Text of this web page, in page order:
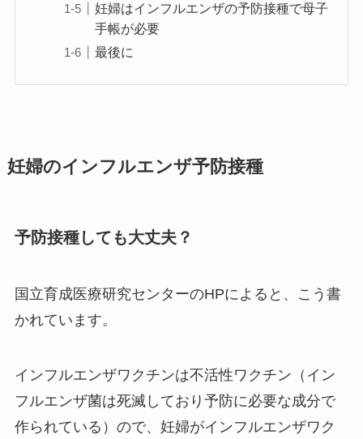
妊婦はインフルエンザの予防接種で母子
手帳が必要
最後に
妊婦のインフルエンザ予防接種
予防接種しても大丈夫？
国立育成医療研究センターのHPによると、こう書
かれています。
インフルエンザワクチンは不活性ワクチン（イン
フルエンザ菌は死滅しており予防に必要な成分で
作られている）ので、妊婦がインフルエンザワク